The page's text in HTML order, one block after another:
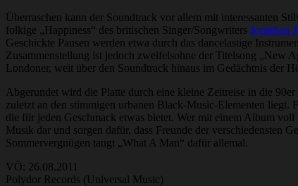
Überraschen kann der Soundtrack vor allem mit interessanten
folkige „Happiness“ des britischen Singer/Songwriters Jonathan
Geschickte Pausen werden etwa durch das dancelastige
Zusammenstellung ist jedoch zweifelsohne der Titelsong „New
Londoner, weit über den Soundtrack hinaus im Gedächtnis der
Abgerundet wird die Platte durch eine kleine Zeitreise in die
zuletzt an den stimmigen urbanen Black-Music-Elementen
die für jeden Geschmack etwas bietet. Wer mit einem Album voll
Musik dar und sorgen dafür, dass Freunde der verschiedensten
Sommervergnügen taugt „What A Man“ dafür allemal.
VÖ: 26.08.2011
Polydor Records (Universal Music)